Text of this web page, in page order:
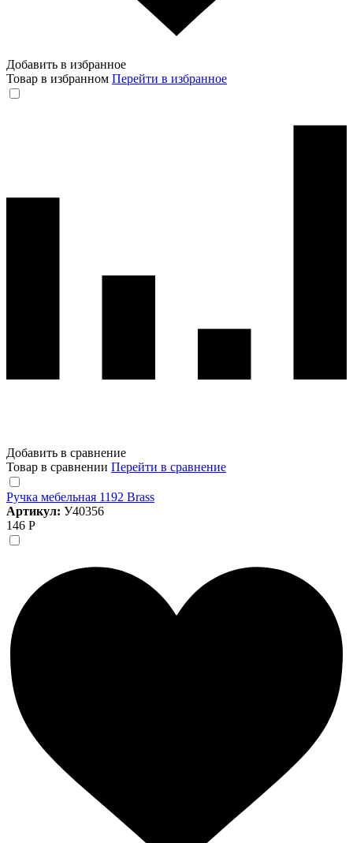
Добавить в избранное
Товар в избранном Перейти в избранное
Добавить в сравнение
Товар в сравнении Перейти в сравнение
Ручка мебельная 1192 Brass
Артикул: У40356
146 Р